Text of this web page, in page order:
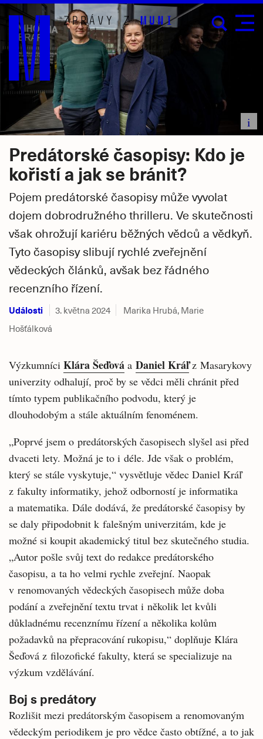
Přejít
hlavní
obsah
i
Predátorské časopisy: Kdo je
kořistí a jak se bránit?
Pojem predátorské časopisy může vyvolat
dojem dobrodružného thrilleru. Ve skutečnosti
však ohrožují kariéru běžných vědců a vědkyň.
Tyto časopisy slibují rychlé zveřejnění
vědeckých článků, avšak bez řádného
recenzního řízení.
Události 3. května 2024
Marika Hrubá, Marie
Hošťálková
Výzkumníci Klára Šeďová a Daniel Kráľz Masarykovy
univerzity odhalují, proč by se vědci měli chránit před
tímto typem publikačního podvodu, který je
dlouhodobým a stále aktuálním fenoménem.
„Poprvé jsem o predátorských časopisech slyšel asi před
dvaceti lety. Možná je to i déle. Jde však o problém,
který se stále vyskytuje,“ vysvětluje vědec Daniel Kráľ
z fakulty informatiky, jehož odborností je informatika
a matematika. Dále dodává, že predátorské časopisy by
se daly připodobnit k falešným univerzitám, kde je
možné si koupit akademický titul bez skutečného studia.
„Autor pošle svůj text do redakce predátorského
časopisu, a ta ho velmi rychle zveřejní. Naopak
v renomovaných vědeckých časopisech může doba
podání a zveřejnění textu trvat i několik let kvůli
důkladnému recenznímu řízení a několika kolům
požadavků na přepracování rukopisu,“ doplňuje Klára
Šeďová z filozofické fakulty, která se specializuje na
výzkum vzdělávání.
Boj s predátory
Rozlišit mezi predátorským časopisem a renomovaným
vědeckým periodikem je pro vědce často obtížné, a to jak